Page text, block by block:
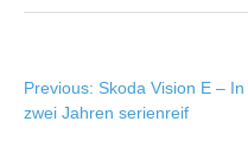
Previous: Skoda Vision E – In
zwei Jahren serienreif